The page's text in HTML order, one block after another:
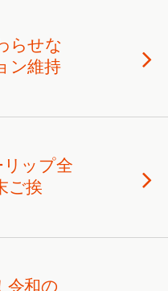
らせな
ン維持
リップ全
ご挨
令和の